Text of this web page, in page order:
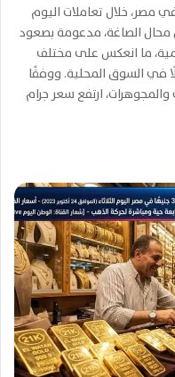
خلال تعاملات اليوم
جديدًا داخل محال الصاغة، مدعومة بصعود
ما انعكس على مختلف
عيار 21 الأكثر تداولًا في السوق المحلية. ووفقًا
ارتفع سعر جرام